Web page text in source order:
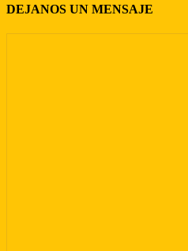
DEJANOS UN MENSAJE